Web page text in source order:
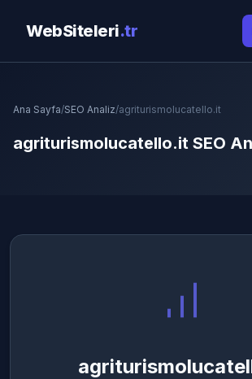
WebSiteleri.tr
Ana Sayfa/SEO Analiz/agriturismolucatello.it
agriturismolucatello.it SEO